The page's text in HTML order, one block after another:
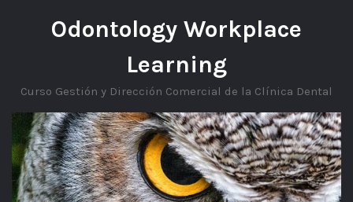
Odontology Workplace
Learning
Curso Gestión y Dirección Comercial de la Clínica Dental